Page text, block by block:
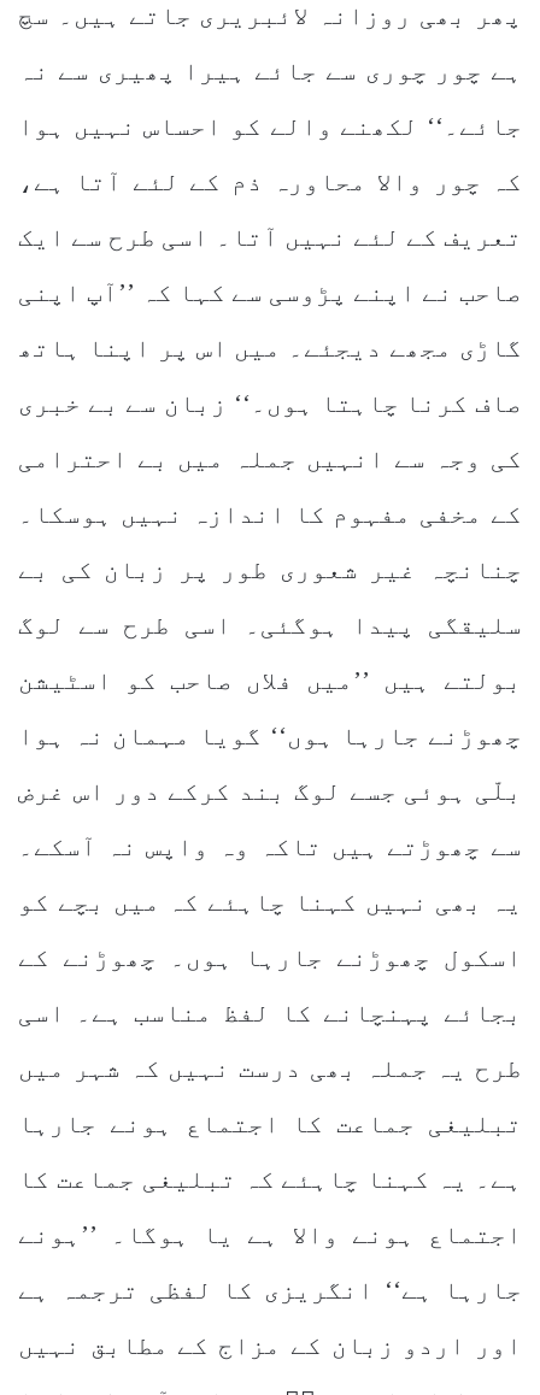
پھر بھی روزانہ لائبریری جاتے ہیں۔ سچ
ہے چور چوری سے جائے ہیرا پھیری سے نہ
جائے۔‘‘ لکھنے والے کو احساس نہیں ہوا
کہ چور والا محاورہ ذم کے لئے آتا ہے،
تعریف کے لئے نہیں آتا۔ اسی طرح سے ایک
صاحب نے اپنے پڑوسی سے کہا کہ ’’آپ اپنی
گاڑی مجھے دیجئے۔ میں اس پر اپنا ہاتھ
صاف کرنا چاہتا ہوں۔‘‘ زبان سے بے خبری
کی وجہ سے انہیں جملہ میں بے احترامی
کے مخفی مفہوم کا اندازہ نہیں ہوسکا۔
چنانچہ غیر شعوری طور پر زبان کی بے
سلیقگی پیدا ہوگئی۔ اسی طرح سے لوگ
بولتے ہیں ’’میں فلاں صاحب کو اسٹیشن
چھوڑنے جارہا ہوں‘‘ گویا مہمان نہ ہوا
بلّی ہوئی جسے لوگ بند کرکے دور اس غرض
سے چھوڑتے ہیں تاکہ وہ واپس نہ آسکے۔
یہ بھی نہیں کہنا چاہئے کہ میں بچے کو
اسکول چھوڑنے جارہا ہوں۔ چھوڑنے کے
بجائے پہنچانے کا لفظ مناسب ہے۔ اسی
طرح یہ جملہ بھی درست نہیں کہ شہر میں
تبلیغی جماعت کا اجتماع ہونے جارہا
ہے۔ یہ کہنا چاہئے کہ تبلیغی جماعت کا
اجتماع ہونے والا ہے یا ہوگا۔ ’’ہونے
جارہا ہے‘‘ انگریزی کا لفظی ترجمہ ہے
اور اردو زبان کے مزاج کے مطابق نہیں